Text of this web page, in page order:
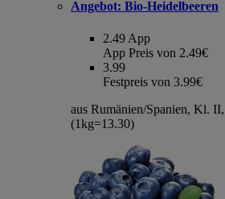
Angebot: Bio-Heidelbeeren
2.49 App
App Preis von 2.49€
3.99
Festpreis von 3.99€
aus Rumänien/Spanien, Kl.
(1kg=13.30)